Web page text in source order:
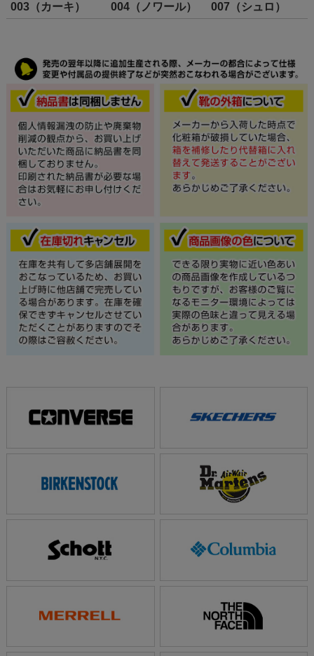
003（カーキ） 004（ノワール） 007（シュロ）